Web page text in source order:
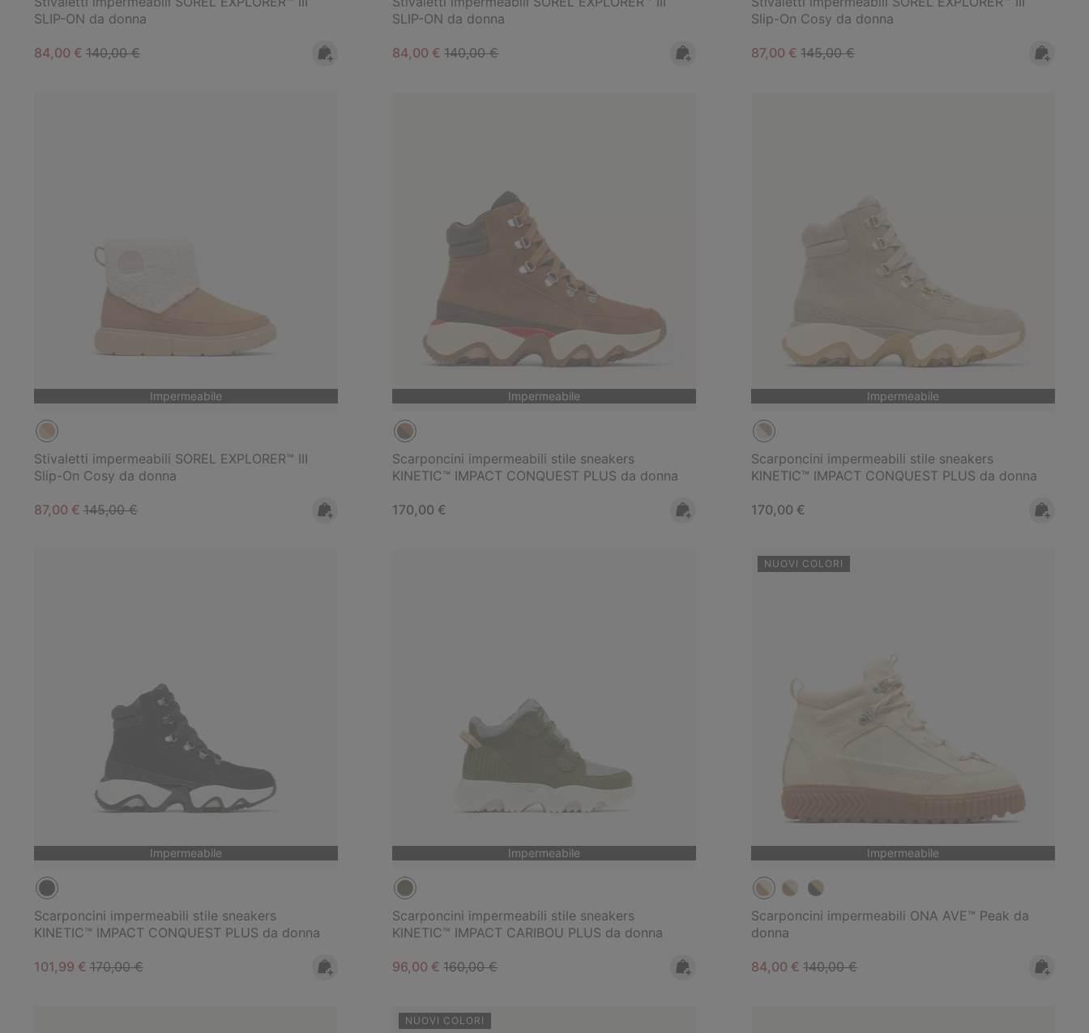
SLIP-ON da donna
Sale price:
84,00 € Regular price:
140,00 €
SLIP-ON da donna
Sale price:
84,00 €Regular price:
140,00 €
Slip-On Cosy da donna
Sale price:
87,00 €Regular price:
145,00 €
Impermeabile
Stivaletti impermeabili SOREL EXPLORER™ III
Slip-On Cosy da donna
Sale price:
87,00 € Regular price:
145,00 €
Impermeabile
Scarponcini impermeabili stile sneakers
KINETIC™ IMPACT CONQUEST PLUS da donna
Regular price:
170,00 €
Impermeabile
Scarponcini impermeabili stile sneakers
KINETIC™ IMPACT CONQUEST PLUS da donna
Regular price:
170,00 €
Impermeabile
Scarponcini impermeabili stile sneakers
KINETIC™ IMPACT CONQUEST PLUS da donna
Sale price:
101,99 € Regular price:
170,00 €
Impermeabile
Scarponcini impermeabili stile sneakers
KINETIC™ IMPACT CARIBOU PLUS da donna
Sale price:
96,00 €Regular price:
160,00 €
NUOVI COLORI
Impermeabile
Scarponcini impermeabili ONA AVE™ Peak da
donna
Sale price:
84,00 €Regular price:
140,00 €
NUOVI COLORI